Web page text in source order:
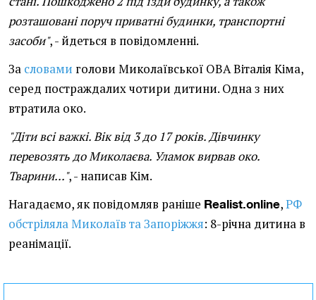
розташовані поруч приватні будинки, транспортні
засоби", - йдеться в повідомленні.
За словами голови Миколаївської ОВА Віталія Кіма,
серед постраждалих чотири дитини. Одна з них
втратила око.
"Діти всі важкі. Вік від 3 до 17 років. Дівчинку
перевозять до Миколаєва. Уламок вирвав око.
Тварини...", - написав Кім.
Нагадаємо, як повідомляв раніше Realist.online,РФ
обстріляла Миколаїв та Запоріжжя: 8-річна дитина в
реанімації.